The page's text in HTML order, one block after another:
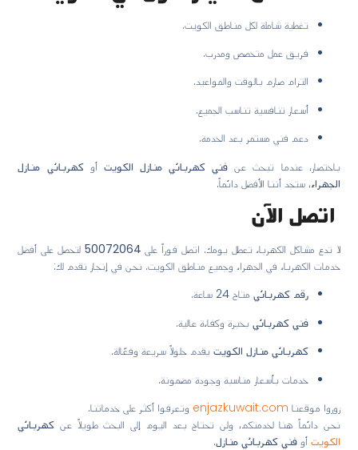
تغطية شاملة لكل مناطق الكويت.
فريق عمل متخصص ومدرب.
التزام صارم بالوقت والمواعيد.
أسعار تنافسية تناسب الجميع.
دعم فني مستمر بعد الخدمة.
باختصار، عندما تبحث عنفني كهربائي منازل الكويتأوكهربائي منازل
الجهراء، ستجد أننا الأفضل دائماً.
اتصل الآن
لا تدع مشاكل الكهرباء تعطل يومك. اتصل فوراً على50072064لتحصل على أفضل
خدمات الكهرباء في الجهراء وجميع مناطق الكويت. نحن في إنجاز نقدم لك:
رقم كهربائيمتاح 24 ساعة.
فني كهربائيبخبرة وكفاءة عالية.
كهربائي منازل الكويتيقدم حلولاً سريعة وفعّالة.
خدمات بأسعار مناسبة وجودة مضمونة.
زوروا موقعناenjazkuwait.comوتعرفوا أكثر على خدماتنا.
نحن دائماً هنا لخدمتكم، ولن تحتاج بعد اليوم إلى البحث طويلاً عنكهربائي
الكويتأو فني كهربائي منازل.